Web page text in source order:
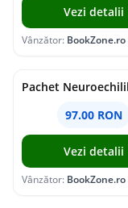
Vezi detalii
Vânzător: BookZone.ro
Pachet
97.00 RON
Vezi detalii
Vânzător: BookZone.ro